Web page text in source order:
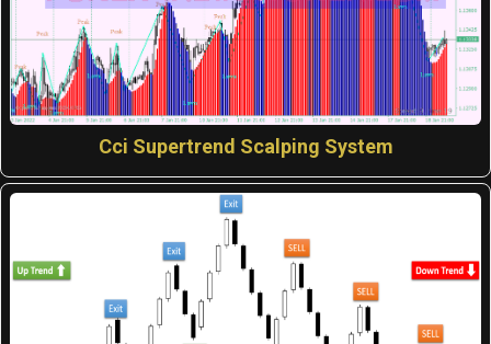
Cci Supertrend Scalping System